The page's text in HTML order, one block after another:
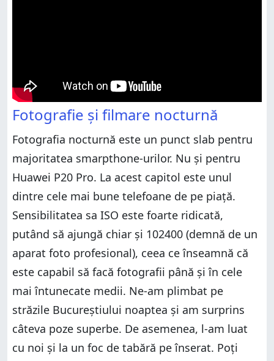
Fotografie și filmare nocturnă
Fotografia nocturnă este un punct slab pentru
majoritatea smarpthone-urilor. Nu și pentru
Huawei P20 Pro. La acest capitol este unul
dintre cele mai bune telefoane de pe piață.
Sensibilitatea sa ISO este foarte ridicată,
putând să ajungă chiar și 102400 (demnă de un
aparat foto profesional), ceea ce înseamnă că
este capabil să facă fotografii până și în cele
mai întunecate medii. Ne-am plimbat pe
străzile Bucureștiului noaptea și am surprins
câteva poze superbe. De asemenea, l-am luat
cu noi și la un foc de tabără pe înserat. Poți